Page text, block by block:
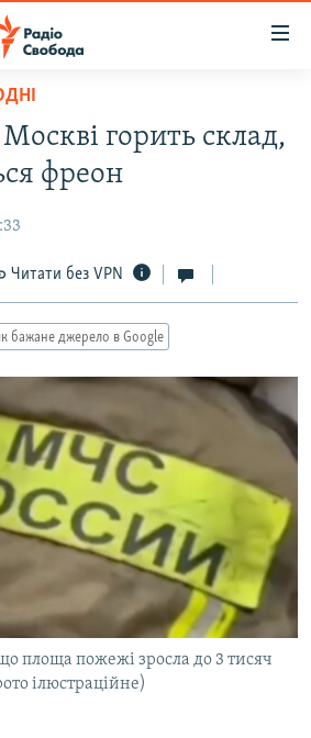
горить склад,
фреон
Читати без VPN
бажане джерело в Google
площа пожежі зросла до 3 тисяч
ілюстраційне)